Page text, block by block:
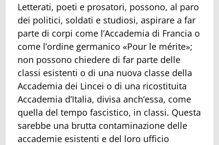
Letterati, poeti e prosatori, possono, al paro
dei politici, soldati e studiosi, aspirare a far
parte di corpi come l’Accademia di Francia o
come l’ordine germanico «Pour le mérite»;
non possono chiedere di far parte delle
classi esistenti o di una nuova classe della
Accademia dei Lincei o di una ricostituita
Accademia d’Italia, divisa anch’essa, come
quella del tempo fascistico, in classi. Questa
sarebbe una brutta contaminazione delle
accademie esistenti e del loro ufficio